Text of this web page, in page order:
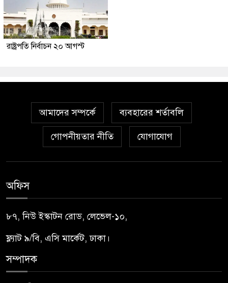
রাষ্ট্রপতি নির্বাচন ২০ আগস্ট
আমাদের সম্পর্কে ব্যবহারের শর্তাবলি
গোপনীয়তার নীতি যোগাযোগ
অফিস
৮৭, নিউ ইস্কাটন রোড, লেভেল-১০,
ফ্ল্যাট ৯/বি, এসি মার্কেট, ঢাকা।
সম্পাদক